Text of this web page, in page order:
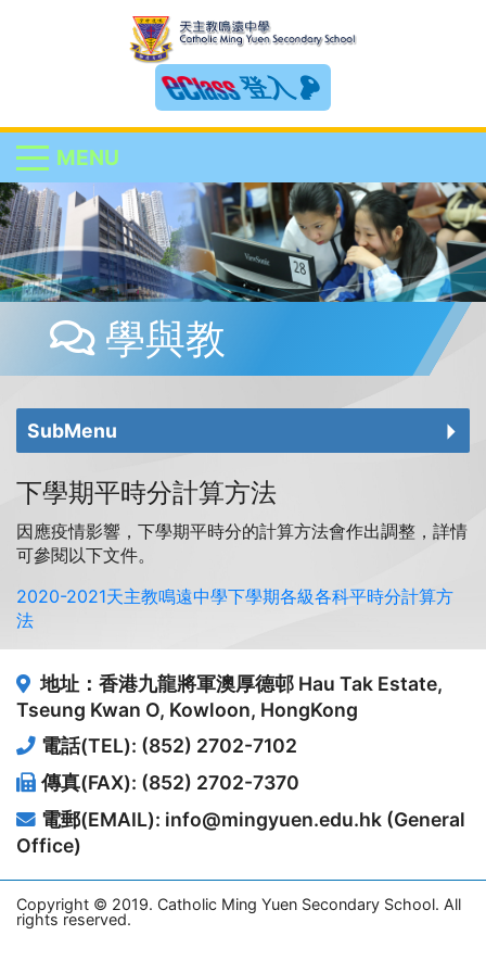
登入
MENU
學與教
SubMenu
下學期平時分計算方法
因應疫情影響，下學期平時分的計算方法會作出調整，詳情
可參閱以下文件。
2020-2021天主教鳴遠中學下學期各級各科平時分計算方
法
地址：香港九龍將軍澳厚德邨 Hau Tak Estate,
Tseung Kwan O, Kowloon, HongKong
電話(TEL): (852) 2702-7102
傳真(FAX): (852) 2702-7370
電郵(EMAIL): info@mingyuen.edu.hk (General
Office)
Copyright © 2019. Catholic Ming Yuen Secondary School. All
rights reserved.